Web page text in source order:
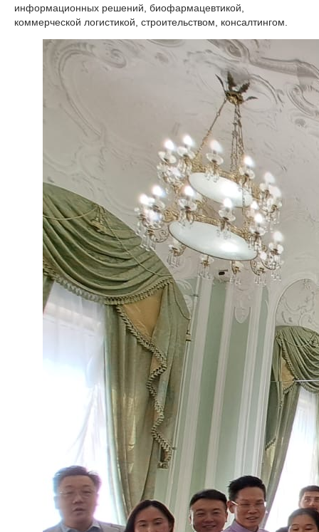
информационных решений, биофармацевтикой,
коммерческой логистикой, строительством, консалтингом.